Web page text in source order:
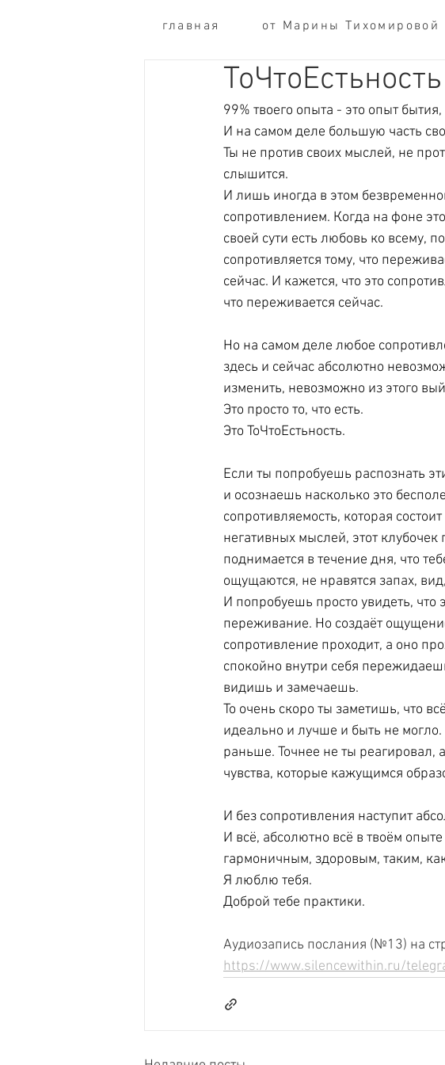
главная от Марины Тихомировой
ТоЧтоЕстьность
99% твоего опыта - это опыт
И на самом деле большую часть
Ты не против своих мыслей, не
слышится.
И лишь иногда в этом
сопротивлением. Когда на фоне
своей сути есть любовь ко всему,
сопротивляется тому, что
сейчас. И кажется, что это
что переживается сейчас.
Но на самом деле любое
здесь и сейчас абсолютно
изменить, невозможно из этого
Это просто то, что есть.
Это ТоЧтоЕстьность.
Если ты попробуешь распознать
и осознаешь насколько это
сопротивляемость, которая
негативных мыслей, этот
поднимается в течение дня, что
ощущаются, не нравятся запах,
И попробуешь просто увидеть, что
переживание. Но создаёт
сопротивление проходит, а оно
спокойно внутри себя
видишь и замечаешь.
То очень скоро ты заметишь, что
идеально и лучше и быть не
раньше. Точнее не ты
чувства, которые кажущимся
И без сопротивления наступит
И всё, абсолютно всё в твоём
гармоничным, здоровым, таким,
Я люблю тебя.
Доброй тебе практики.
Аудиозапись послания (№13) на
https://www.silencewithin.ru/